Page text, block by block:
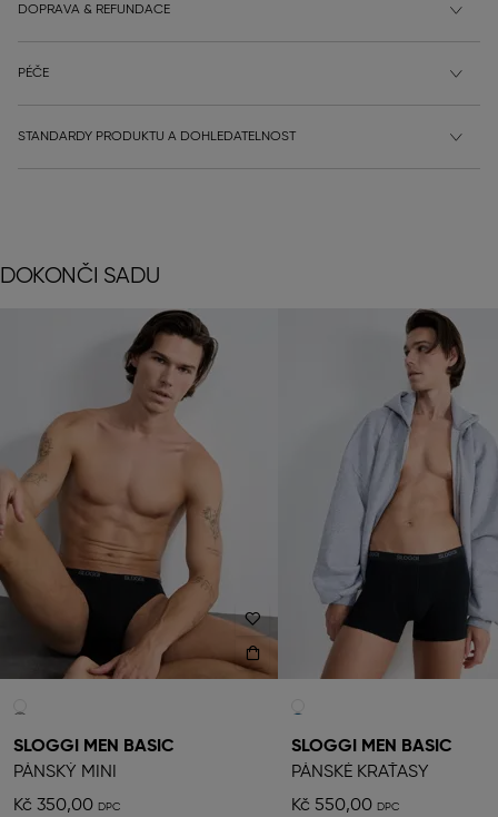
DOPRAVA & REFUNDACE
PÉČE
STANDARDY PRODUKTU A DOHLEDATELNOST
DOKONČI SADU
SLOGGI MEN BASIC
PÁNSKÝ MINI
Kč 350,00
SLOGGI MEN BASIC
PÁNSKÉ KRAŤASY
Kč 550,00